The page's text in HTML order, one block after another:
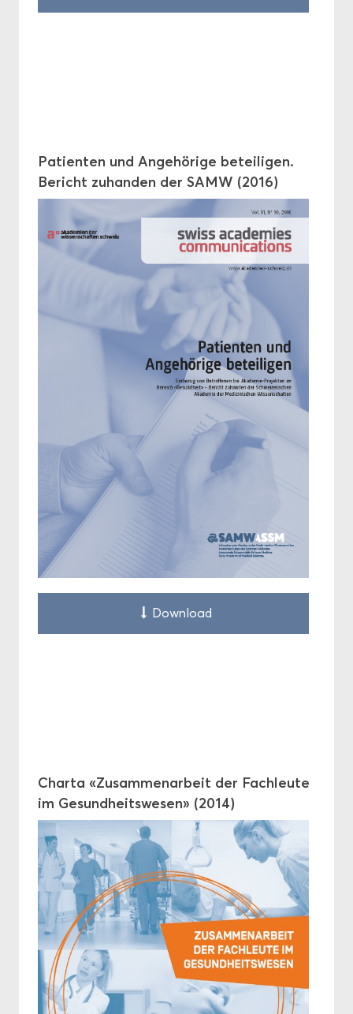
Pa­ti­en­ten und An­ge­hö­ri­ge be­tei­li­gen.
Be­richt zu­han­den der SAMW (2016)
Down­load
Char­ta «Zu­sam­men­ar­beit der Fach­leu­te
im Ge­sund­heits­we­sen» (2014)